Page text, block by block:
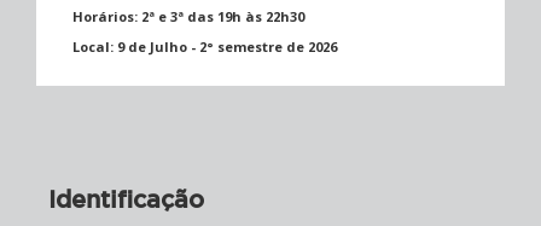
Horários: 2ª e 3ª das 19h às 22h30
Local: 9 de Julho - 2° semestre de 2026
Identificação